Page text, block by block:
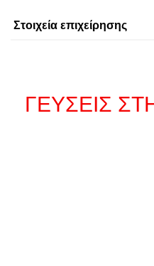
Στοιχεία επιχείρησης
ΓΕΥΣΕΙΣ